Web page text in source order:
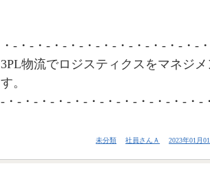
・-・-・-・-・-・-・-・-・-・-・-・-
3PL物流でロジスティクスをマネジ
す。
-・-・-・-・-・-・-・-・-・-・-・-・-
未分類 社員さんＡ 2023年01月